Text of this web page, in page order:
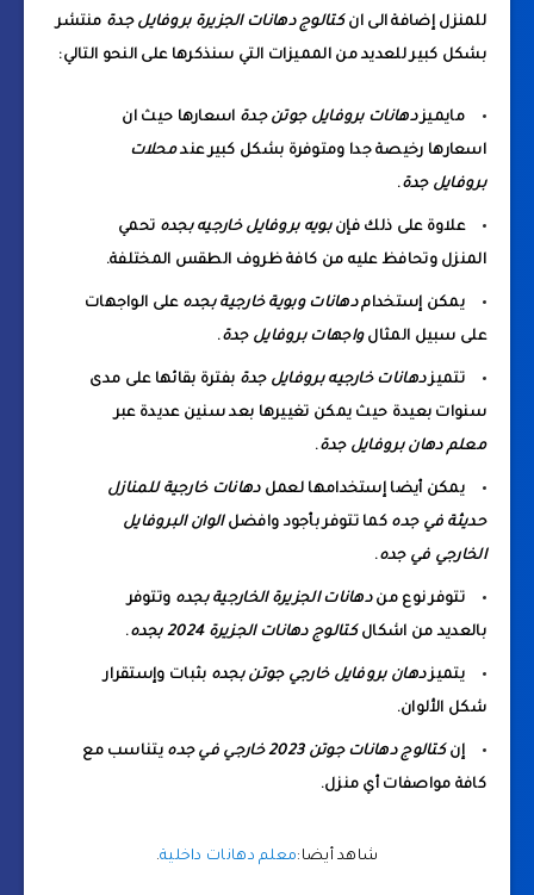
للمنزل إضافة الى ان كتالوج دهانات الجزيرة بروفايل جدة منتشر
بشكل كبير للعديد من المميزات التي سنذكرها على النحو التالي:
مايميزدهانات بروفايل جوتن جدة اسعارها حيث ان
اسعارها رخيصة جدا ومتوفرة بشكل كبير عندمحلات
بروفايل جدة.
علاوة على ذلك فإنبويه بروفايل خارجيه بجده تحمي
المنزل وتحافظ عليه من كافة ظروف الطقس المختلفة.
يمكن إستخدامدهانات وبوية خارجية بجده على الواجهات
على سبيل المثالواجهات بروفايل جدة.
تتميزدهانات خارجيه بروفايل جدة بفترة بقائها على مدى
سنوات بعيدة حيث يمكن تغييرها بعد سنين عديدة عبر
معلم دهان بروفايل جدة.
يمكن أيضا إستخدامها لعملدهانات خارجية للمنازل
حديثة في جده كما تتوفر بأجود وافضلالوان البروفايل
الخارجي في جده.
تتوفر نوع مندهانات الجزيرة الخارجية بجده وتتوفر
بالعديد من اشكالكتالوج دهانات الجزيرة 2024 بجده .
يتميزدهان بروفايل خارجي جوتن بجده بثبات وإستقرار
شكل الألوان.
إن كتالوج دهانات جوتن 2023 خارجي في جده
يتناسب مع
كافة مواصفات أي منزل.
شاهد أيضا:معلم دهانات داخلية.